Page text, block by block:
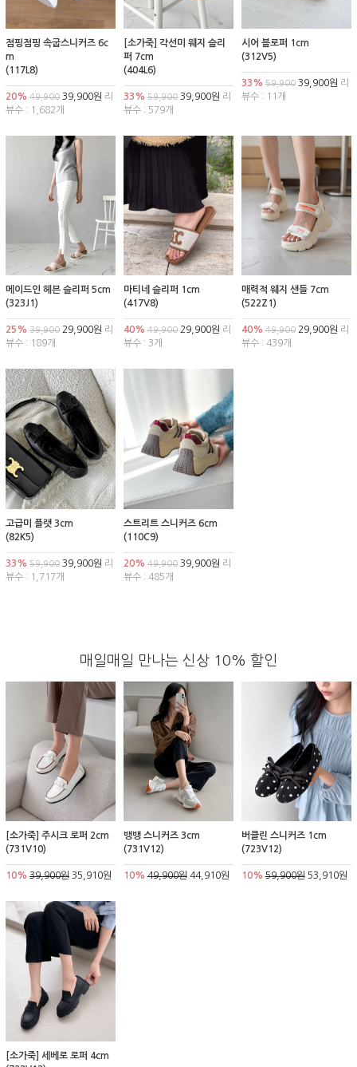
점핑점핑 속굽스니커즈 6c
m
(117L8)
20% 49,900 39,900원 리
뷰수 : 1,682개
[소가죽] 각선미 웨지 슬리
퍼 7cm
(404L6)
33% 59,90039,900원 리
뷰수 : 579개
시어 블로퍼 1cm
(312V5)
33% 59,90039,900원 리
뷰수 : 11개
메이드인 헤븐 슬리퍼 5cm
(323J1)
25% 39,900 29,900원 리
뷰수 : 189개
마티네 슬리퍼 1cm
(417V8)
40% 49,90029,900원 리
뷰수 : 3개
매력적 웨지 샌들 7cm
(522Z1)
40% 49,90029,900원 리
뷰수 : 439개
고급미 플랫 3cm
(82K5)
33% 59,900 39,900원 리
뷰수 : 1,717개
스트리트 스니커즈 6cm
(110C9)
20% 49,90039,900원 리
뷰수 : 485개
매일매일 만나는 신상 10% 할인
[소가죽] 주시크 로퍼 2cm
(731V10)
10% 39,900원 35,910원
뱅뱅 스니커즈 3cm
(731V12)
10% 49,900원44,910원
버클린 스니커즈 1cm
(723V12)
10% 59,900원53,910원
[소가죽] 세베로 로퍼 4cm